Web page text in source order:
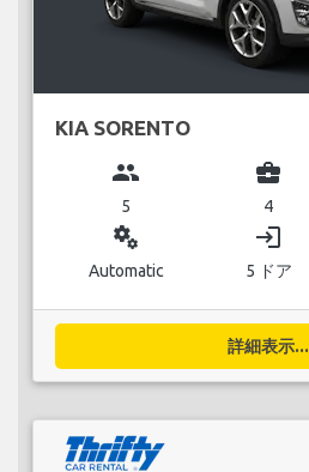
KIA SORENTO
group
5
business_center
4
miscellaneous_services
Automatic
login
5 ドア
詳細表示...